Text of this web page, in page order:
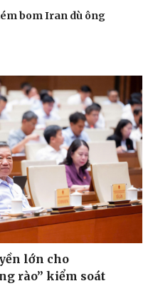
bom Iran dù ông
lớn cho
rào” kiểm soát